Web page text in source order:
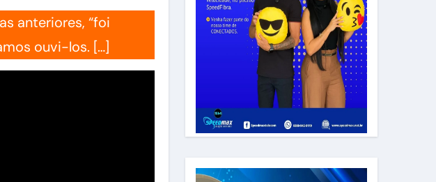
anteriores, “foi
ouvi-los. […]